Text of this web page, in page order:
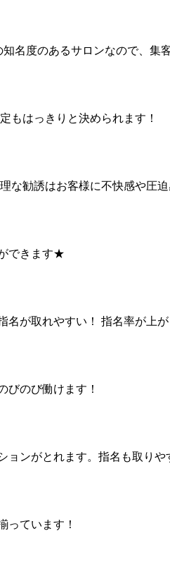
名度のあるサロンなので、集
もはっきりと決められます！
な勧誘はお客様に不快感や圧
できます★
が取れやすい！ 指名率が上
びのび働けます！
ンがとれます。指名も取りや
っています！